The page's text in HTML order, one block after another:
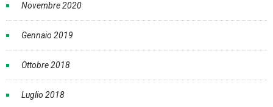
Novembre 2020
Gennaio 2019
Ottobre 2018
Luglio 2018